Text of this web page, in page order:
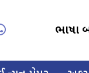
ભાષા